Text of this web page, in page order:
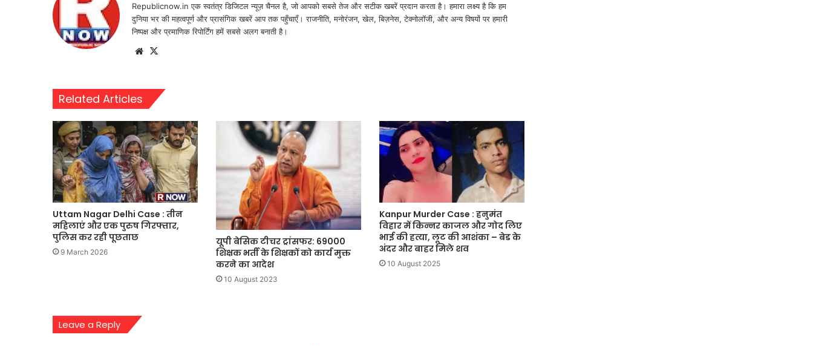
Republicnow.in एक स्वतंत्र डिजिटल न्यूज़ चैनल है, जो आपको सबसे तेज और सटीक खबरें प्रदान करता है। हमारा लक्ष्य है कि हम
दुनिया भर की महत्वपूर्ण और प्रासंगिक खबरें आप तक पहुँचाएँ। राजनीति, मनोरंजन, खेल, बिज़नेस, टेक्नोलॉजी, और अन्य विषयों पर हमारी
निष्पक्ष और प्रमाणिक रिपोर्टिंग हमें सबसे अलग बनाती है।
Website
Related Articles
Uttam Nagar Delhi Case : तीन
महिलाएं और एक पुरुष गिरफ्तार,
पुलिस कर रही पूछताछ
9 March 2026
यूपी बेसिक टीचर ट्रांसफर: 69000
शिक्षक भर्ती के शिक्षकों को कार्य मुक्त
करने का आदेश
10 August 2023
Kanpur Murder Case : हनुमंत
विहार में किन्नर काजल और गोद लिए
भाई की हत्या, लूट की आशंका – बेड के
अंदर और बाहर मिले शव
10 August 2025
Leave a Reply